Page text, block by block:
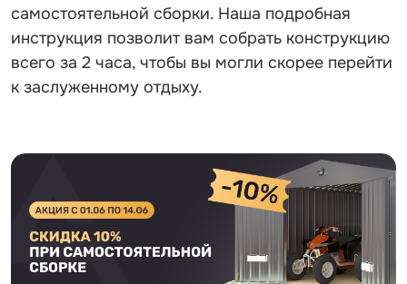
самостоятельной сборки. Наша подробная
инструкция позволит вам собрать конструкцию
всего за 2 часа, чтобы вы могли скорее перейти
к заслуженному отдыху.